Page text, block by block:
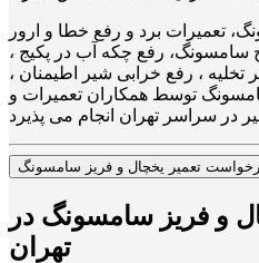
تعمیرات برد و رفع خطا و ارور
سامسونگ، رفع چکه آب در پکیج ،
تخلیه ، رفع خرابی شیر اطیمنان ،
توسط همکاران تعمیرات و
تعمیر یخچال و فریز سامسونگ
و فریز سامسونگ در
تهران